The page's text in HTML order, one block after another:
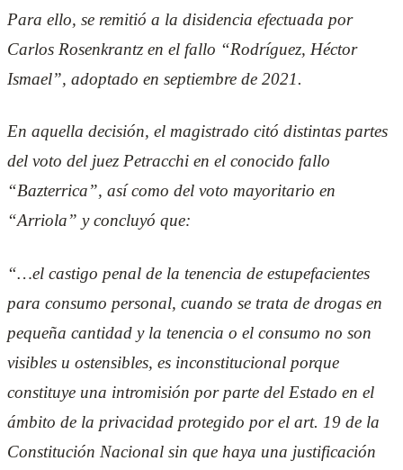
Para ello, se remitió a la disidencia efectuada por
Carlos Rosenkrantz en el fallo “Rodríguez, Héctor
Ismael”, adoptado en septiembre de 2021.
En aquella decisión, el magistrado citó distintas partes
del voto del juez Petracchi en el conocido fallo
“Bazterrica”, así como del voto mayoritario en
“Arriola” y concluyó que:
“…el castigo penal de la tenencia de estupefacientes
para consumo personal, cuando se trata de drogas en
pequeña cantidad y la tenencia o el consumo no son
visibles u ostensibles, es inconstitucional porque
constituye una intromisión por parte del Estado en el
ámbito de la privacidad protegido por el art. 19 de la
Constitución Nacional sin que haya una justificación